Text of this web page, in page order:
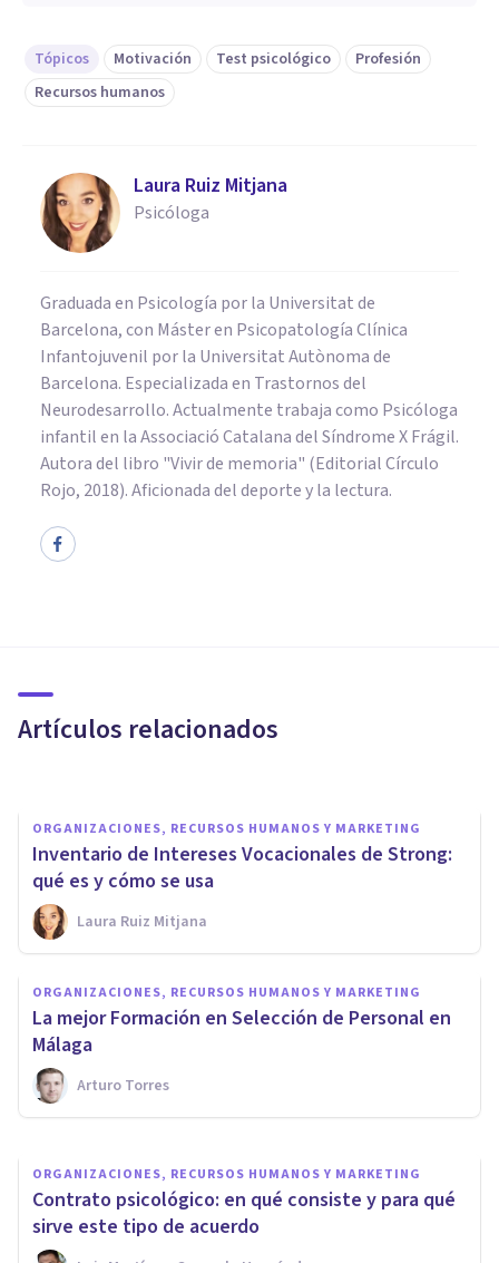
Tópicos Motivación Test psicológico
Profesión
Recursos humanos
Laura Ruiz Mitjana
Psicóloga
Graduada en Psicología por la Universitat de
Barcelona, con Máster en Psicopatología Clínica
Infantojuvenil por la Universitat Autònoma de
Barcelona. Especializada en Trastornos del
Neurodesarrollo. Actualmente trabaja como Psicóloga
infantil en la Associació Catalana del Síndrome X Frágil.
Autora del libro "Vivir de memoria" (Editorial Círculo
Rojo, 2018). Aficionada del deporte y la lectura.
Artículos relacionados
funciones y características
ORGANIZACIONES, RECURSOS HUMANOS Y MARKETING
Inventario de Intereses Vocacionales de Strong:
qué es y cómo se usa
Laura Ruiz Mitjana
ORGANIZACIONES, RECURSOS HUMANOS Y MARKETING
La mejor Formación en Selección de Personal en
Málaga
Arturo Torres
EMPRESAS
​Los 11 mejores Másters en
Psicología de las
Organizaciones y los Recursos
Humanos
Jonathan García-Allen
ORGANIZACIONES, RECURSOS HUMANOS Y MARKETING
Contrato psicológico: en qué consiste y para qué
sirve este tipo de acuerdo